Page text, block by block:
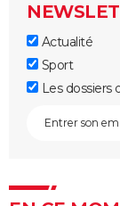
Actualité
Sport
Les dossiers